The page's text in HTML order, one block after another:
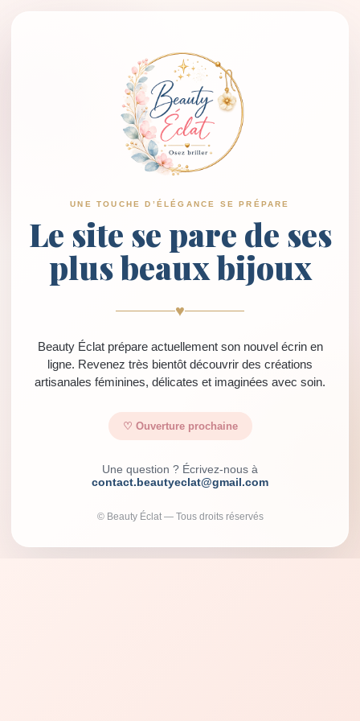
UNE TOUCHE D’ÉLÉGANCE SE PRÉPARE
Le site se pare de ses
plus beaux bijoux
♥
Beauty Éclat prépare actuellement son nouvel écrin en
ligne. Revenez très bientôt découvrir des créations
artisanales féminines, délicates et imaginées avec soin.
♡ Ouverture prochaine
Une question ? Écrivez-nous à
contact.beautyeclat@gmail.com
© Beauty Éclat — Tous droits réservés